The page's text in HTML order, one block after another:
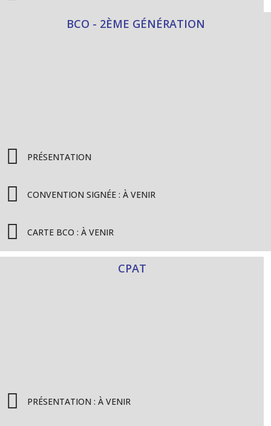
BCO - 2ÈME GÉNÉRATION
PRÉSENTATION
CONVENTION SIGNÉE : À VENIR
CARTE BCO : À VENIR
CPAT
PRÉSENTATION : À VENIR